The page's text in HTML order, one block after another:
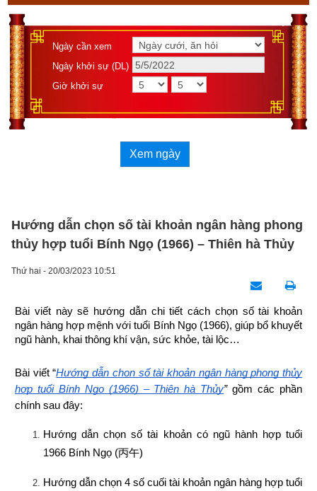
Ngày cần xem
Ngày khởi sự (DL)
Giờ khởi sự
Xem ngày
Hướng dẫn chọn số tài khoản ngân hàng phong
thủy hợp tuổi Bính Ngọ (1966) – Thiên hà Thủy
Thứ hai - 20/03/2023 10:51
Bài viết này sẽ hướng dẫn chi tiết cách chọn số tài khoản
ngân hàng hợp mệnh với tuổi Bính Ngọ (1966), giúp bổ khuyết
ngũ hành, khai thông khí vận, sức khỏe, tài lộc…
Bài viết “Hướng dẫn chọn số tài khoản ngân hàng phong thủy
hợp tuổi Bính Ngọ (1966) – Thiên hà Thủy” gồm các phần
chính sau đây:
Hướng dẫn chọn số tài khoản có ngũ hành hợp tuổi
1966 Bính Ngọ (丙午)
Hướng dẫn chọn 4 số cuối tài khoản ngân hàng hợp tuổi